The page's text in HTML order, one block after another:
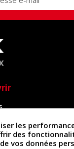
les
des
vos données